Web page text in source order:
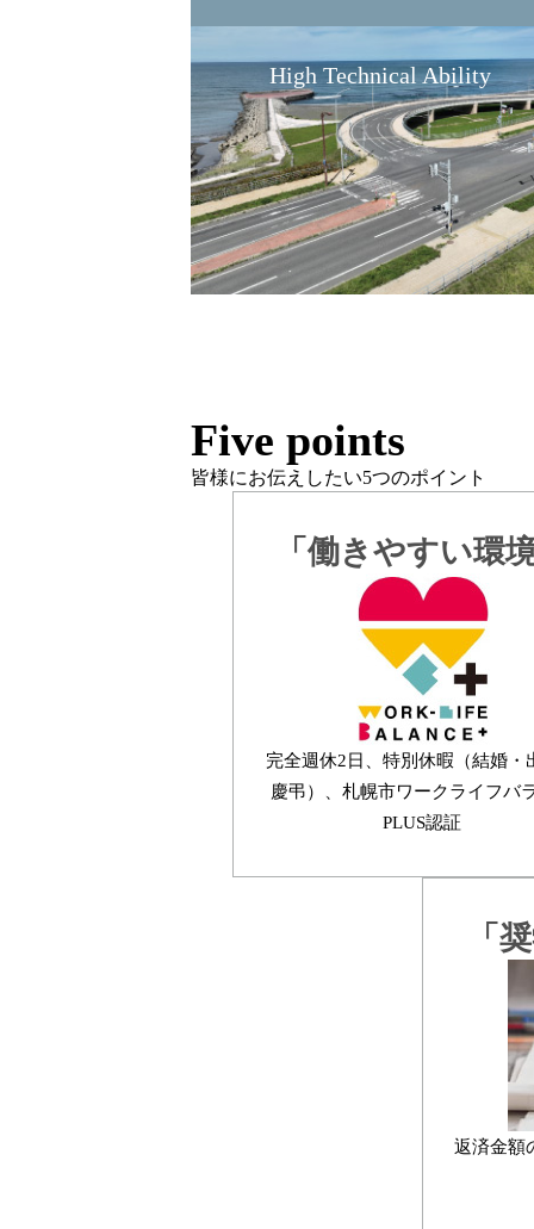
High Technical Ability
Five points
皆様にお伝えしたい5つのポイント
「働きやすい環境
完全週休2日、特別休暇（結婚・
慶弔）、札幌市ワークライフバ
PLUS認証
「
返済金額